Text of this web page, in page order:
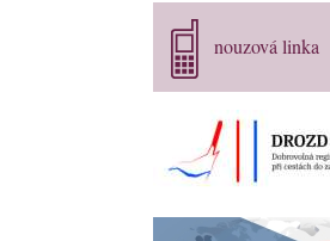
nouzová linka